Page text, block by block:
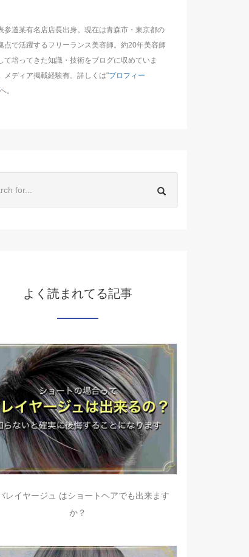
参道某有名店店長出身。現在は青森市・東京都の
点で活躍するフリーランス美容師。約20年美容師
て培ってきた知識・技術をブログに収めていま
メディア掲載経験有。詳しくは"プロフィー
。
よく読まれてる記事
レイヤージュ はショートヘアでも出来ます
か？